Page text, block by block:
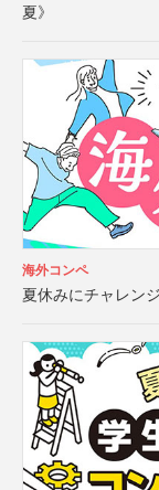
夏》
海外コンペ
夏休みにチャレン